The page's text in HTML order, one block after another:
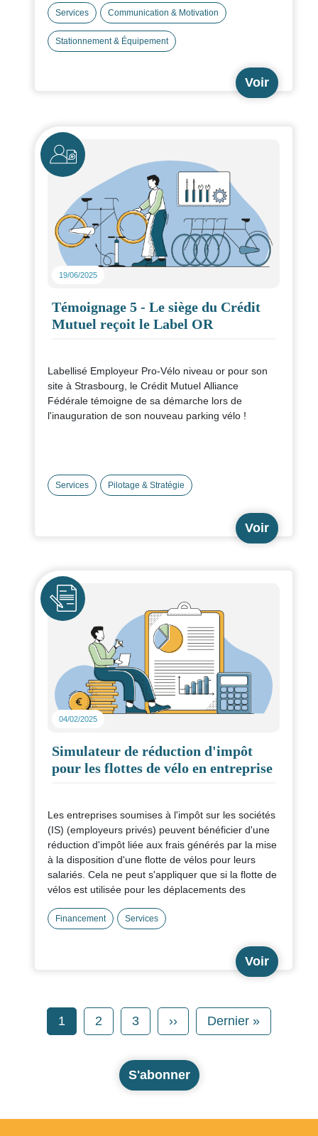
Services Communication & Motivation
Stationnement & Équipement
Voir
Icône
19/06/2025
Témoignage 5 - Le siège du Crédit
Mutuel reçoit le Label OR
Labellisé Employeur Pro-Vélo niveau or pour son
site à Strasbourg, le Crédit Mutuel Alliance
Fédérale témoigne de sa démarche lors de
l'inauguration de son nouveau parking vélo !
Services Pilotage & Stratégie
Voir
Icône
04/02/2025
Simulateur de réduction d'impôt
pour les flottes de vélo en entreprise
Les entreprises soumises à l'impôt sur les sociétés
(IS) (employeurs privés) peuvent bénéficier d'une
réduction d'impôt liée aux frais générés par la mise
à la disposition d'une flotte de vélos pour leurs
salariés. Cela ne peut s'appliquer que si la flotte de
vélos est utilisée pour les déplacements des
dans la limite de 25 % du prix d'achat ou de
sur le site du
d'impôt sur l'IS dont peut bénéficier un
employeur privé.
Il suffit de rentrer quelques
données dans ce PDF interactif.
Financement Services
Voir
Pagination
Page
1 Page
2 Page
3 Page suivante
›› Dernière page
Dernier »
S'abonner